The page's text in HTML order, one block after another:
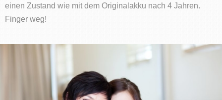
einen Zustand wie mit dem Originalakku nach 4 Jahren.
Finger weg!